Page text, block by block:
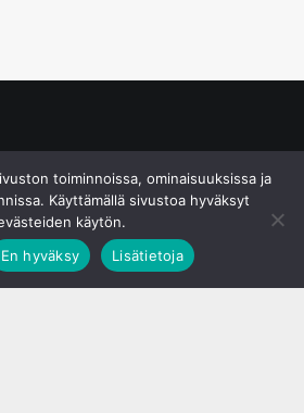
toiminnoissa, ominaisuuksissa ja
Käyttämällä sivustoa hyväksyt
käytön.
En hyväksy Lisätietoja